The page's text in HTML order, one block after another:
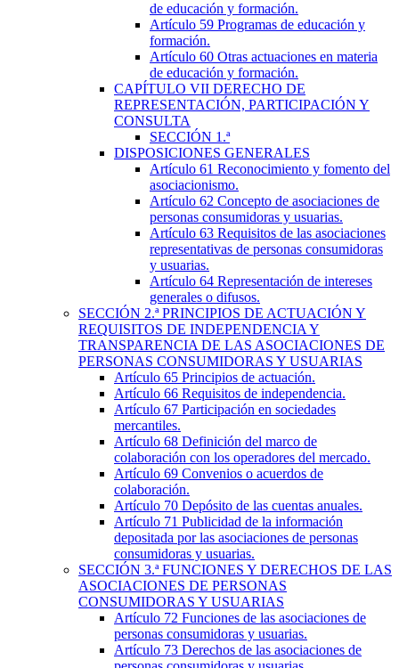
de educación y formación.
Artículo 59 Programas de educación y
formación.
Artículo 60 Otras actuaciones en materia
de educación y formación.
CAPÍTULO VII DERECHO DE
REPRESENTACIÓN, PARTICIPACIÓN Y
CONSULTA
SECCIÓN 1.ª
DISPOSICIONES GENERALES
Artículo 61 Reconocimiento y fomento del
asociacionismo.
Artículo 62 Concepto de asociaciones de
personas consumidoras y usuarias.
Artículo 63 Requisitos de las asociaciones
representativas de personas consumidoras
y usuarias.
Artículo 64 Representación de intereses
generales o difusos.
SECCIÓN 2.ªPRINCIPIOS DE ACTUACIÓN Y
REQUISITOS DE INDEPENDENCIA Y
TRANSPARENCIA DE LAS ASOCIACIONES DE
PERSONAS CONSUMIDORAS Y USUARIAS
Artículo 65 Principios de actuación.
Artículo 66 Requisitos de independencia.
Artículo 67 Participación en sociedades
mercantiles.
Artículo 68 Definición del marco de
colaboración con los operadores del mercado.
Artículo 69 Convenios o acuerdos de
colaboración.
Artículo 70 Depósito de las cuentas anuales.
Artículo 71 Publicidad de la información
depositada por las asociaciones de personas
consumidoras y usuarias.
SECCIÓN 3.ªFUNCIONES Y DERECHOS DE LAS
ASOCIACIONES DE PERSONAS
CONSUMIDORAS Y USUARIAS
Artículo 72 Funciones de las asociaciones de
personas consumidoras y usuarias.
Artículo 73 Derechos de las asociaciones de